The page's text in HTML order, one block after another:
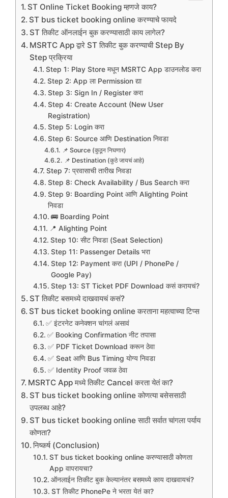
ST Online Ticket Booking म्हणजे काय?
ST bus ticket booking online करण्याचे फायदे
ST तिकीट ऑनलाईन बुक करण्यासाठी काय लागेल?
MSRTC App द्वारे ST तिकीट बुक करण्याची Step By
Step प्रक्रिया
Step 1: Play Store मधून MSRTC App डाउनलोड करा
Step 2: App ला Permission द्या
Step 3: Sign In / Register करा
Step 4: Create Account (New User
Registration)
Step 5: Login करा
Step 6: Source आणि Destination निवडा
📌 Source (कुठून निघणार)
📌 Destination (कुठे जायचं आहे)
Step 7: प्रवासाची तारीख निवडा
Step 8: Check Availability / Bus Search करा
Step 9: Boarding Point आणि Alighting Point
निवडा
🚌 Boarding Point
📍 Alighting Point
Step 10: सीट निवडा (Seat Selection)
Step 11: Passenger Details भरा
Step 12: Payment करा (UPI / PhonePe /
Google Pay)
Step 13: ST Ticket PDF Download कसं करायचं?
ST तिकीट बसमध्ये दाखवायचं कसं?
ST bus ticket booking online करताना महत्वाच्या टिप्स
✅ इंटरनेट कनेक्शन चांगलं असावं
✅ Booking Confirmation नीट तपासा
✅ PDF Ticket Download करून ठेवा
✅ Seat आणि Bus Timing योग्य निवडा
✅ Identity Proof जवळ ठेवा
MSRTC App मध्ये तिकीट Cancel करता येतं का?
ST bus ticket booking online कोणत्या बसेससाठी
उपलब्ध आहे?
ST bus ticket booking online साठी सर्वात चांगला पर्याय
कोणता?
निष्कर्ष (Conclusion)
ST bus ticket booking online करण्यासाठी कोणता
App वापरायचा?
ऑनलाईन तिकीट बुक केल्यानंतर बसमध्ये काय दाखवायचं?
ST तिकीट PhonePe ने भरता येतं का?